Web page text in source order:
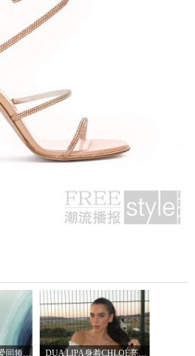
Balance is Love“珍”爱同频 耀启七夕 TASA DUA LIPA身着CHLOÉ亮相 2026 SUNNY HILL 音乐节